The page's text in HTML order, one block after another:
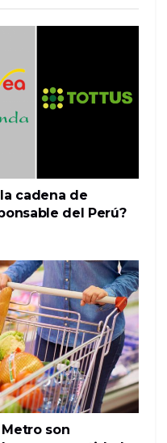
spectrum of
American Apparel,
cadena de
del Perú?
son